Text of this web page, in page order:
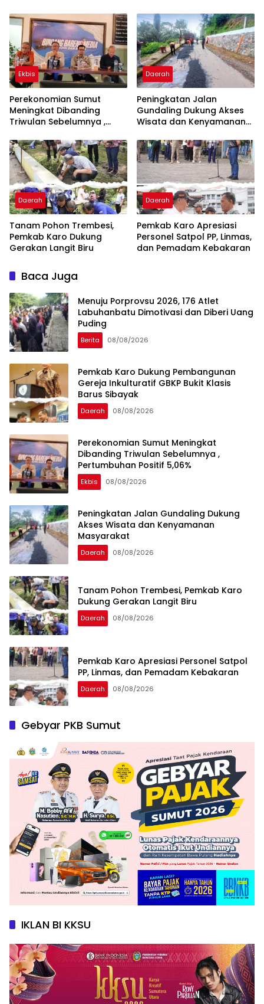
Ekbis
Perekonomian Sumut
Meningkat Dibanding
Triwulan Sebelumnya ,
Daerah
Peningkatan Jalan
Gundaling Dukung Akses
Wisata dan Kenyamanan
Daerah
Tanam Pohon Trembesi,
Pemkab Karo Dukung
Gerakan Langit Biru
Daerah
Pemkab Karo Apresiasi
Personel Satpol PP, Linmas,
dan Pemadam Kebakaran
Baca Juga
Menuju Porprovsu 2026, 176 Atlet
Labuhanbatu Dimotivasi dan Diberi Uang
Puding
Berita 08/08/2026
Pemkab Karo Dukung Pembangunan
Gereja Inkulturatif GBKP Bukit Klasis
Barus Sibayak
Daerah 08/08/2026
Perekonomian Sumut Meningkat
Dibanding Triwulan Sebelumnya ,
Pertumbuhan Positif 5,06%
Ekbis 08/08/2026
Peningkatan Jalan Gundaling Dukung
Akses Wisata dan Kenyamanan
Masyarakat
Daerah 08/08/2026
Tanam Pohon Trembesi, Pemkab Karo
Dukung Gerakan Langit Biru
Daerah 08/08/2026
Pemkab Karo Apresiasi Personel Satpol
PP, Linmas, dan Pemadam Kebakaran
Daerah 08/08/2026
Gebyar PKB Sumut
IKLAN BI KKSU